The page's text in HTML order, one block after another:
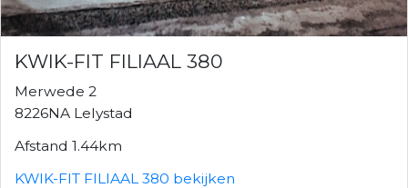
KWIK-FIT FILIAAL 380
Merwede 2
8226NA Lelystad
Afstand 1.44km
KWIK-FIT FILIAAL 380 bekijken